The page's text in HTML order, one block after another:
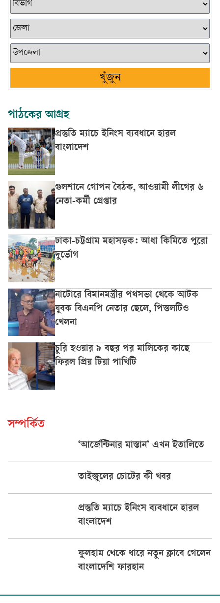
খুঁজুন
পাঠকের আগ্রহ
প্রস্তুতি ম্যাচে ইনিংস ব্যবধানে হারল
বাংলাদেশ
গুলশানে গোপন বৈঠক, আওয়ামী লীগের ৬
নেতা-কর্মী গ্রেপ্তার
ঢাকা-চট্টগ্রাম মহাসড়ক: আধা কিমিতে পুরো
দুর্ভোগ
নাটোরে বিমানমন্ত্রীর পথসভা থেকে আটক
যুবক বিএনপি নেতার ছেলে, পিস্তলটিও
খেলনা
চুরি হওয়ার ৯ বছর পর মালিকের কাছে
ফিরল প্রিয় টিয়া পাখিটি
সম্পর্কিত
‘আর্জেন্টিনার মাস্তান’ এখন ইতালিতে
তাইজুলের চোটের কী খবর
প্রস্তুতি ম্যাচে ইনিংস ব্যবধানে হারল
বাংলাদেশ
ফুলহাম থেকে ধারে নতুন ক্লাবে গেলেন
বাংলাদেশি ফারহান